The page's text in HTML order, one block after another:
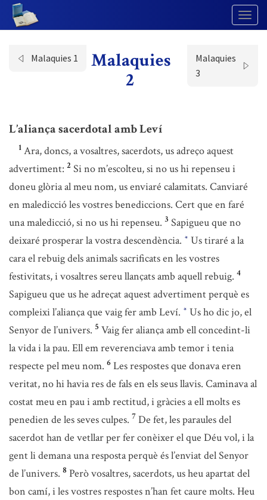
Malaquies 1
Malaquies
2
Malaquies
3
L’aliança sacerdotal amb Leví
1 Ara, doncs, a vosaltres, sacerdots, us adreço aquest
advertiment: 2 Si no m’escolteu, si no us hi repenseu i
doneu glòria al meu nom, us enviaré calamitats. Canviaré
en maledicció les vostres benediccions. Cert que en faré
una maledicció, si no us hi repenseu. 3 Sapigueu que no
deixaré prosperar la vostra descendència. * Us tiraré a la
cara el rebuig dels animals sacrificats en les vostres
festivitats, i vosaltres sereu llançats amb aquell rebuig. 4
Sapigueu que us he adreçat aquest advertiment perquè es
compleixi l’aliança que vaig fer amb Leví. * Us ho dic jo, el
Senyor de l’univers. 5 Vaig fer aliança amb ell concedint-li
la vida i la pau. Ell em reverenciava amb temor i tenia
respecte pel meu nom. 6 Les respostes que donava eren
veritat, no hi havia res de fals en els seus llavis. Caminava al
costat meu en pau i amb rectitud, i gràcies a ell molts es
penedien de les seves culpes. 7 De fet, les paraules del
sacerdot han de vetllar per fer conèixer el que Déu vol, i la
gent li demana una resposta perquè és l’enviat del Senyor
de l’univers. 8 Però vosaltres, sacerdots, us heu apartat del
bon camí, i les vostres respostes n’han fet caure molts. Heu